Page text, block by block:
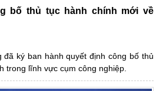
bố thủ tục hành chính mới về
ký ban hành quyết định công bố thủ
trong lĩnh vực cụm công nghiệp.